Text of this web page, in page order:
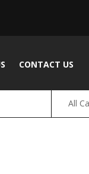
CONTACT US
All